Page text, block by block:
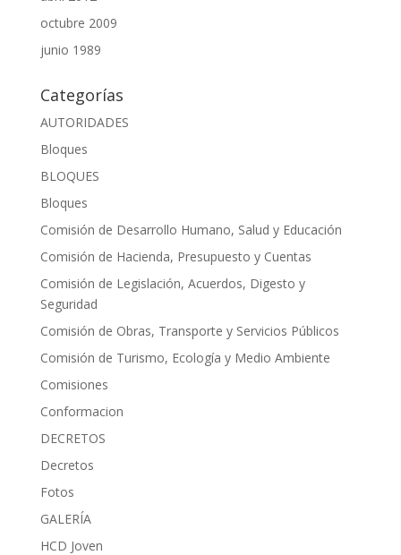
octubre 2009
junio 1989
Categorías
AUTORIDADES
Bloques
BLOQUES
Bloques
Comisión de Desarrollo Humano, Salud y Educación
Comisión de Hacienda, Presupuesto y Cuentas
Comisión de Legislación, Acuerdos, Digesto y
Seguridad
Comisión de Obras, Transporte y Servicios Públicos
Comisión de Turismo, Ecología y Medio Ambiente
Comisiones
Conformacion
DECRETOS
Decretos
Fotos
GALERÍA
HCD Joven